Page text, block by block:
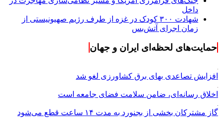
داخل
شهادت ۳۰۰ کودک در غزه از طرف رژیم صهیونیستی از
زمان اجرای آتش‌بس
حمایت‌های لحظه‌ای ایران و جهان
افزایش تصاعدی بهای برق کشاورزی لغو شد
اخلاق رسانه‌ای، ضامن سلامت فضای جامعه است
گاز مشترکان بخشی از بجنورد به مدت ۱۴ ساعت قطع می‌شود